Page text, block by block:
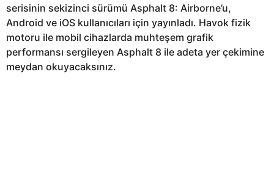
serisinin sekizinci sürümü Asphalt 8: Airborne’u,
Android ve iOS kullanıcıları için yayınladı. Havok fizik
motoru ile mobil cihazlarda muhteşem grafik
performansı sergileyen Asphalt 8 ile adeta yer çekimine
meydan okuyacaksınız.